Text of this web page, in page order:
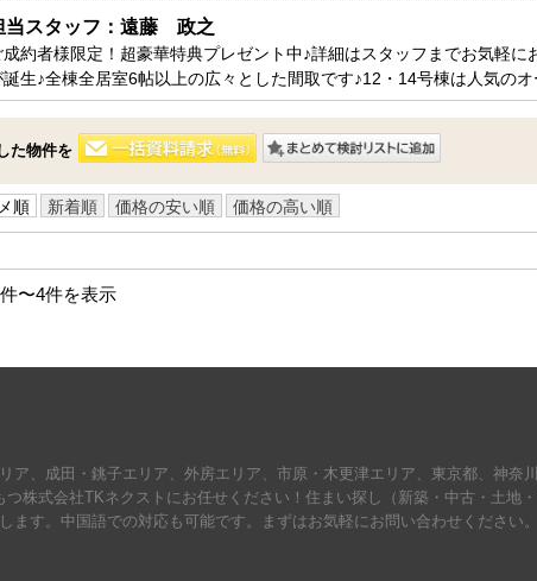
当スタッフ：遠藤　政之
成約者様限定！超豪華特典プレゼント中♪詳細はスタッフまでお気軽
誕生♪全棟全居室6帖以上の広々とした間取です♪12・14号棟は人気の
お問い合わせください♪
た物件を
順 新着順 価格の安い順 価格の高い順
〜4件を表示
ア、成田・銚子エリア、外房エリア、市原・木更津エリア、東京都、神奈
株式会社TKネクストにお任せください！住まい探し（新築・中古・土地
す。中国語での対応も可能です。まずはお気軽にお問い合わせください。